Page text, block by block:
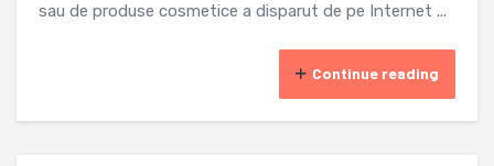
sau de produse cosmetice a disparut de pe Internet ...
Continue reading